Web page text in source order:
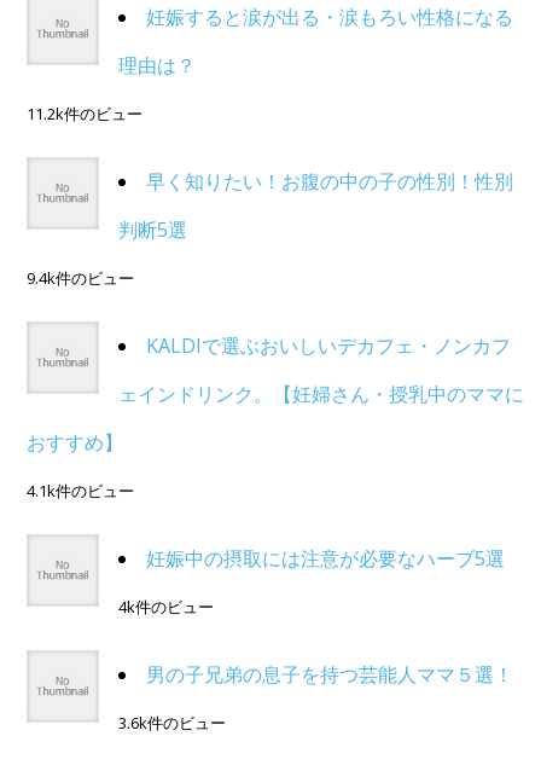
妊娠すると涙が出る・涙もろい性格になる
理由は？
11.2k件のビュー
早く知りたい！お腹の中の子の性別！性別
判断5選
9.4k件のビュー
KALDIで選ぶおいしいデカフェ・ノンカフ
ェインドリンク。【妊婦さん・授乳中のママに
おすすめ】
4.1k件のビュー
妊娠中の摂取には注意が必要なハーブ5選
4k件のビュー
男の子兄弟の息子を持つ芸能人ママ５選！
3.6k件のビュー